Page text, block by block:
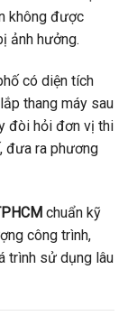
không được
ảnh hưởng.
có diện tích
thang máy sau
đòi hỏi đơn vị thi
đưa ra phương
chuẩn kỹ
công trình,
trình sử dụng lâu